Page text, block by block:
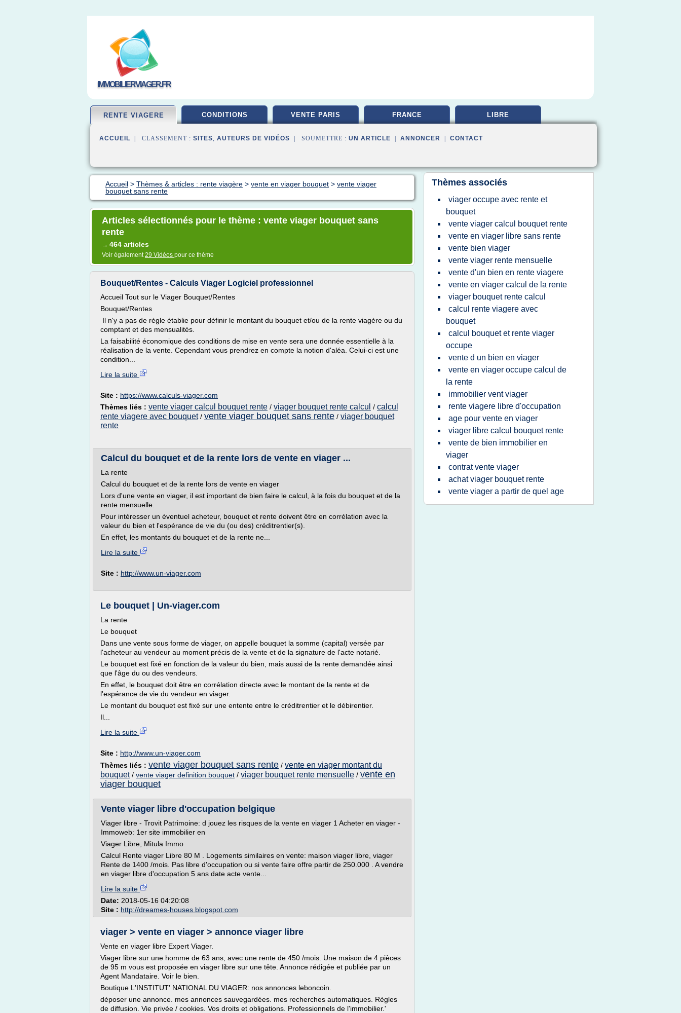
IMMOBILIERVIAGER.FR
RENTE VIAGERE CONDITIONS VENTE PARIS FRANCE LIBRE
ACCUEIL | CLASSEMENT : SITES, AUTEURS DE VIDÉOS | SOUMETTRE : UN ARTICLE ANNONCER CONTACT
Accueil > Thèmes & articles : rente viagère > vente en viager bouquet > vente viager
bouquet sans rente
Articles sélectionnés pour le thème : vente viager bouquet sans
rente
→ 464 articles
Voir également29 Vidéos pour ce thème
Bouquet/Rentes - Calculs Viager Logiciel professionnel
Accueil Tout sur le Viager Bouquet/Rentes
Bouquet/Rentes
Il n'y a pas de règle établie pour définir le montant du bouquet et/ou de la rente viagère ou du
comptant et des mensualités.
La faisabilité économique des conditions de mise en vente sera une donnée essentielle à la
réalisation de la vente. Cependant vous prendrez en compte la notion d'aléa. Celui-ci est une
condition...
Lire la suite
Site : https://www.calculs-viager.com
Thèmes liés : vente viager calcul bouquet rente / viager bouquet rente calcul / calcul
rente viagere avec bouquet/ vente viager bouquet sans rente / viager bouquet
rente
Calcul du bouquet et de la rente lors de vente en viager ...
La rente
Calcul du bouquet et de la rente lors de vente en viager
Lors d'une vente en viager, il est important de bien faire le calcul, à la fois du bouquet et de la
rente mensuelle.
Pour intéresser un éventuel acheteur, bouquet et rente doivent être en corrélation avec la
valeur du bien et l'espérance de vie du (ou des) créditrentier(s).
En effet, les montants du bouquet et de la rente ne...
Lire la suite
Site : http://www.un-viager.com
Le bouquet | Un-viager.com
La rente
Le bouquet
Dans une vente sous forme de viager, on appelle bouquet la somme (capital) versée par
l'acheteur au vendeur au moment précis de la vente et de la signature de l'acte notarié.
Le bouquet est fixé en fonction de la valeur du bien, mais aussi de la rente demandée ainsi
que l'âge du ou des vendeurs.
En effet, le bouquet doit être en corrélation directe avec le montant de la rente et de
l'espérance de vie du vendeur en viager.
Le montant du bouquet est fixé sur une entente entre le créditrentier et le débirentier.
Il...
Lire la suite
Site : http://www.un-viager.com
Thèmes liés : vente viager bouquet sans rente / vente en viager montant du
bouquet/ vente viager definition bouquet / viager bouquet rente mensuelle / vente en
viager bouquet
Vente viager libre d'occupation belgique
Viager libre - Trovit Patrimoine: d jouez les risques de la vente en viager 1 Acheter en viager -
Immoweb: 1er site immobilier en
Viager Libre, Mitula Immo
Calcul Rente viager Libre 80 M . Logements similaires en vente: maison viager libre, viager
Rente de 1400 /mois. Pas libre d'occupation ou si vente faire offre partir de 250.000 . A vendre
en viager libre d'occupation 5 ans date acte vente...
Lire la suite
Date: 2018-05-16 04:20:08
Site : http://dreames-houses.blogspot.com
viager > vente en viager > annonce viager libre
Vente en viager libre Expert Viager.
Viager libre sur une homme de 63 ans, avec une rente de 450 /mois. Une maison de 4 pièces
de 95 m vous est proposée en viager libre sur une tête. Annonce rédigée et publiée par un
Agent Mandataire. Voir le bien.
Boutique L'INSTITUT' NATIONAL DU VIAGER: nos annonces leboncoin.
déposer une annonce. mes annonces sauvegardées. mes recherches automatiques. Règles
de diffusion. Vie privée / cookies. Vos droits et obligations. Professionnels de l'immobilier.'
Thèmes associés
viager occupe avec rente et
bouquet
vente viager calcul bouquet rente
vente en viager libre sans rente
vente bien viager
vente viager rente mensuelle
vente d'un bien en rente viagere
vente en viager calcul de la rente
viager bouquet rente calcul
calcul rente viagere avec
bouquet
calcul bouquet et rente viager
occupe
vente d un bien en viager
vente en viager occupe calcul de
la rente
immobilier vent viager
rente viagere libre d'occupation
age pour vente en viager
viager libre calcul bouquet rente
vente de bien immobilier en
viager
contrat vente viager
achat viager bouquet rente
vente viager a partir de quel age